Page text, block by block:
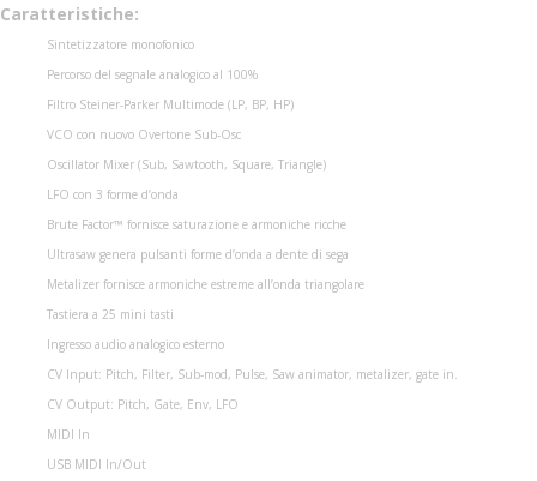
Caratteristiche:
Sintetizzatore monofonico
Percorso del segnale analogico al 100%
Filtro Steiner-Parker Multimode (LP, BP, HP)
VCO con nuovo Overtone Sub-Osc
Oscillator Mixer (Sub, Sawtooth, Square, Triangle)
LFO con 3 forme d’onda
Brute Factor™ fornisce saturazione e armoniche ricche
Ultrasaw genera pulsanti forme d’onda a dente di sega
Metalizer fornisce armoniche estreme all’onda triangolare
Tastiera a 25 mini tasti
Ingresso audio analogico esterno
CV Input: Pitch, Filter, Sub-mod, Pulse, Saw animator, metalizer, gate in.
CV Output: Pitch, Gate, Env, LFO
MIDI In
USB MIDI In/Out